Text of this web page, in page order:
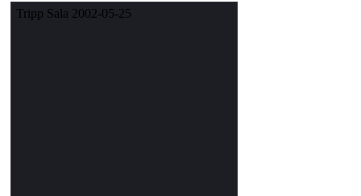
Tripp Sala 2002-05-25